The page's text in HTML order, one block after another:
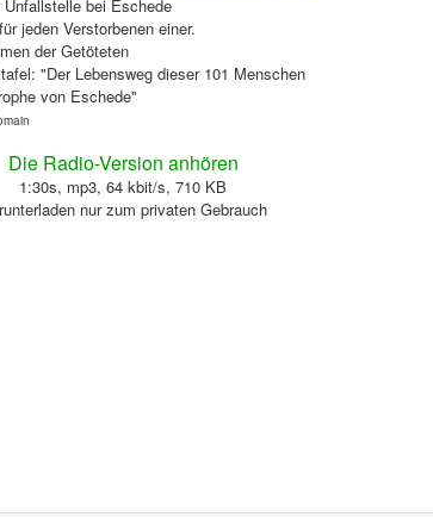
bei Eschede
jeden Verstorbenen einer.
der Getöteten
"Der Lebensweg dieser 101 Menschen
von Eschede"
Die Radio-Version anhören
1:30s, mp3, 64 kbit/s, 710 KB
nur zum privaten Gebrauch